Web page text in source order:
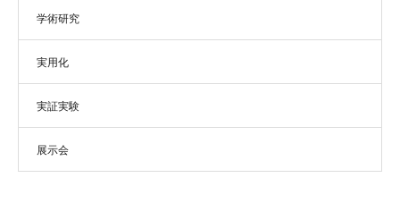
学術研究
実用化
実証実験
展示会